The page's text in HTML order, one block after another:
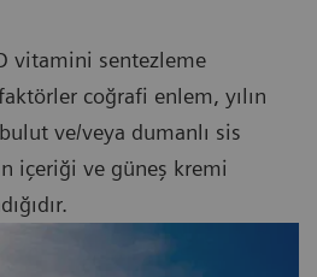
vitamini sentezleme
coğrafi enlem, yılın
ve/veya dumanlı sis
içeriği ve güneş kremi